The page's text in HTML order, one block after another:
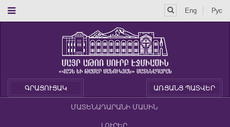
Eng Рус
ԳՐԱՑՈՒՑԱԿ ԱՌՑԱՆՑ ՊԱՏՎԵՐ
ՄԱՏԵՆԱԴԱՐԱՆԻ ՄԱՍԻՆ